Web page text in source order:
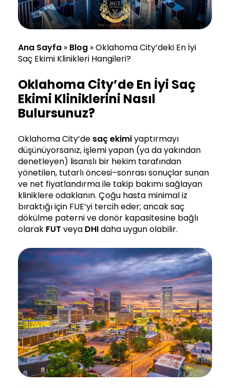
Ana Sayfa » Blog »Oklahoma City’deki En İyi
Saç Ekimi Klinikleri Hangileri?
Oklahoma City’de En İyi Saç
Ekimi Kliniklerini Nasıl
Bulursunuz?
Oklahoma City’de saç ekimiyaptırmayı
düşünüyorsanız, işlemi yapan (ya da yakından
denetleyen) lisanslı bir hekim tarafından
yönetilen, tutarlı öncesi–sonrası sonuçlar sunan
ve net fiyatlandırma ile takip bakımı sağlayan
kliniklere odaklanın. Çoğu hasta minimal iz
bıraktığı için FUE’yi tercih eder; ancak saç
dökülme paterni ve donör kapasitesine bağlı
olarak FUT veya DHIdaha uygun olabilir.